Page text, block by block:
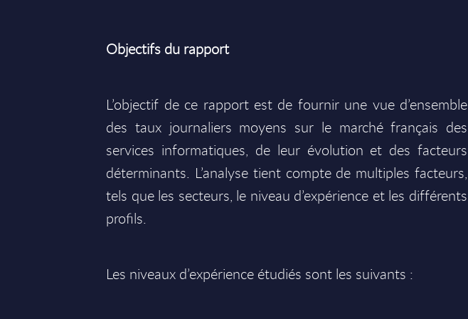
Objectifs du rapport
L’objectif de ce rapport est de fournir une vue d’ensemble
des taux journaliers moyens sur le marché français des
services informatiques, de leur évolution et des facteurs
déterminants. L’analyse tient compte de multiples facteurs,
tels que les secteurs, le niveau d’expérience et les différents
profils.
Les niveaux d’expérience étudiés sont les suivants :